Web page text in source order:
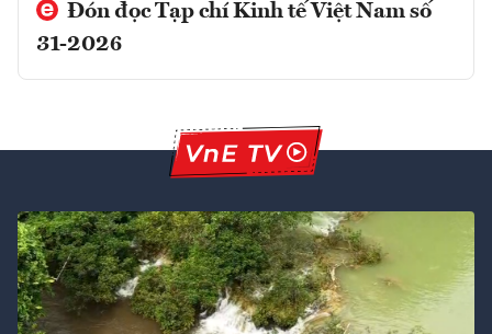
Đón đọc Tạp chí Kinh tế Việt Nam số
31-2026